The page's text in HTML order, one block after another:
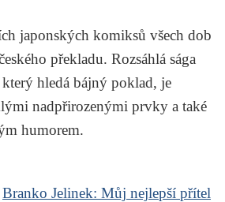
japonských komiksů všech dob
překladu. Rozsáhlá sága
hledá bájný poklad, je
nadpřirozenými prvky a také
humorem.
Branko Jelinek: Můj nejlepší přítel